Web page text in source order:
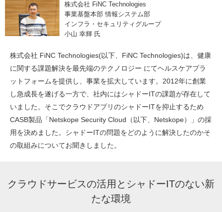
株式会社 FiNC Technologies
事業基盤本部 情報システム部
インフラ・セキュリティグループ
小山 幸輝 氏
株式会社 FiNC Technologies(以下、FiNC Technologies)は、健康
に関する課題解決を最先端のテクノロジー にてヘルスケアプラ
ットフォームを提供し、事業を拡大しています。2012年に創業
し急成長を遂げる一方で、社内にはシャドーITの課題が存在して
いました。そこでクラウドアプリのシャドーITを抑止するため
CASB製品「Netskope Security Cloud（以下、Netskope）」の採
用を決めました。シャドーITの問題をどのように解決したのかそ
の取組みについてお聞きしました。
クラウドサービスの活用とシャドーITのない新
たな環境